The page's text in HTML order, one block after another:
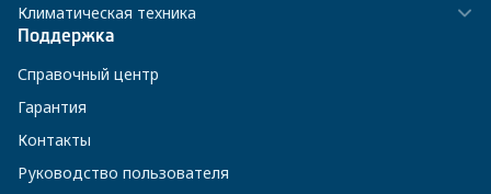
Климатическая техника
Поддержка
Справочный центр
Гарантия
Контакты
Руководство пользователя